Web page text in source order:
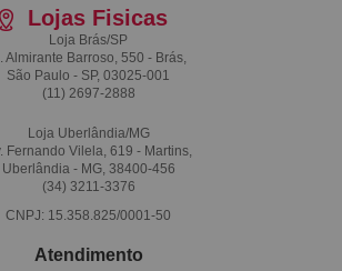
Lojas Fisicas
Loja Brás/SP
Almirante Barroso, 550 - Brás,
São Paulo - SP, 03025-001
(11) 2697-2888
Loja Uberlândia/MG
Fernando Vilela, 619 - Martins,
Uberlândia - MG, 38400-456
(34) 3211-3376
CNPJ: 15.358.825/0001-50
Atendimento